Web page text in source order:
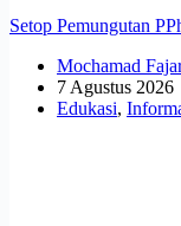
Setop Pemungutan
Mochamad
7 Agustus 2026
Edukasi,